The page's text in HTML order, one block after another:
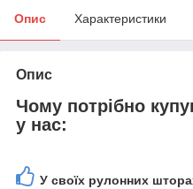
Опис Характеристики
Опис
Чому потрібно
у нас:
У своїх рулонних